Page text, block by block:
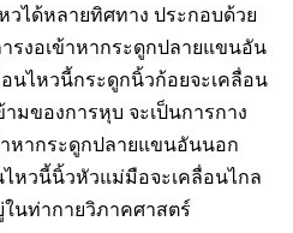
ด้หลายทิศทาง ประกอบด้วย
งอเข้าหากระดูกปลายแขนอัน
นไหวนี้กระดูกนิ้วก้อยจะเคลื่อน
มของการหุบ จะเป็นการกาง
หากระดูกปลายแขนอันนอก
หวนี้นิ้วหัวแม่มือจะเคลื่อนไกล
นท่ากายวิภาคศาสตร์